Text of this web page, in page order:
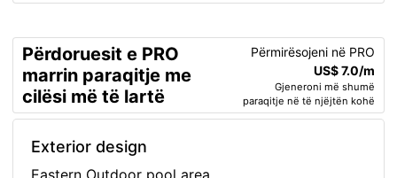
Përdoruesit e PRO
marrin paraqitje me
cilësi më të lartë
Përmirësojeni në PRO
US$ 7.0/m
Gjeneroni më shumë
paraqitje në të njëjtën kohë
Exterior design
Eastern Outdoor pool area